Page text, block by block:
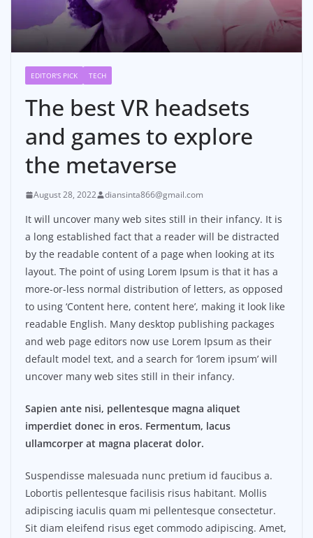
EDITOR'S PICK TECH
The best VR headsets
and games to explore
the metaverse
August 28, 2022 diansinta866@gmail.com
It will uncover many web sites still in their infancy. It is
a long established fact that a reader will be distracted
by the readable content of a page when looking at its
layout. The point of using Lorem Ipsum is that it has a
more-or-less normal distribution of letters, as opposed
to using ‘Content here, content here’, making it look like
readable English. Many desktop publishing packages
and web page editors now use Lorem Ipsum as their
default model text, and a search for ‘lorem ipsum’ will
uncover many web sites still in their infancy.
Sapien ante nisi, pellentesque magna aliquet
imperdiet donec in eros. Fermentum, lacus
ullamcorper at magna placerat dolor.
Suspendisse malesuada nunc pretium id faucibus a.
Lobortis pellentesque facilisis risus habitant. Mollis
adipiscing iaculis quam mi pellentesque consectetur.
Sit diam eleifend risus eget commodo adipiscing. Amet,